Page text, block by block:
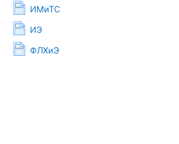
ИМиТС
Страница
ИЭ
Страница
ФЛХиЭ
Страница